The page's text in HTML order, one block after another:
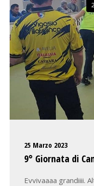
25 Marzo 2023
9° Giornata di
Evvivaaaa grandiiii.